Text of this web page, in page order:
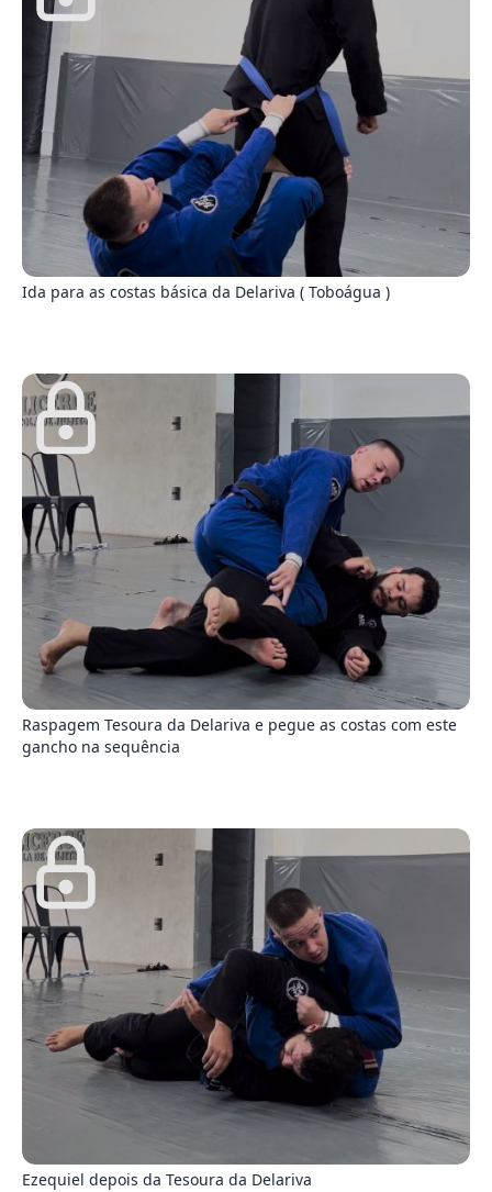
Ida para as costas básica da Delariva ( Toboágua )
Raspagem Tesoura da Delariva e pegue as costas com este
gancho na sequência
Ezequiel depois da Tesoura da Delariva